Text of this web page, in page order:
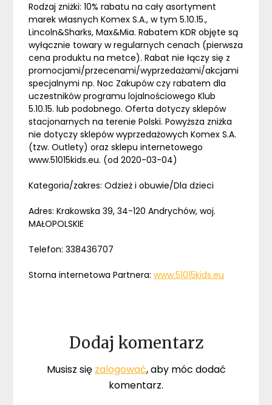
Rodzaj zniżki: 10% rabatu na cały asortyment
marek własnych Komex S.A., w tym 5.10.15.,
Lincoln&Sharks, Max&Mia. Rabatem KDR objęte są
wyłącznie towary w regularnych cenach (pierwsza
cena produktu na metce). Rabat nie łączy się z
promocjami/przecenami/wyprzedażami/akcjami
specjalnymi np. Noc Zakupów czy rabatem dla
uczestników programu lojalnościowego Klub
5.10.15. lub podobnego. Oferta dotyczy sklepów
stacjonarnych na terenie Polski. Powyższa zniżka
nie dotyczy sklepów wyprzedażowych Komex S.A.
(tzw. Outlety) oraz sklepu internetowego
www.51015kids.eu. (od 2020-03-04)
Kategoria/zakres: Odzież i obuwie/Dla dzieci
Adres: Krakowska 39, 34-120 Andrychów, woj.
MAŁOPOLSKIE
Telefon: 338436707
Storna internetowa Partnera:www.51015kids.eu
Dodaj komentarz
Musisz się zalogować, aby móc dodać
komentarz.